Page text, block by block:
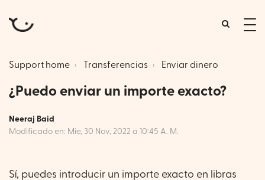
Support home Transferencias Enviar dinero
¿Puedo enviar un importe exacto?
Neeraj Baid
Modificado en: Mie, 30 Nov, 2022 a 10:45 A. M.
Sí, puedes introducir un importe exacto en libras